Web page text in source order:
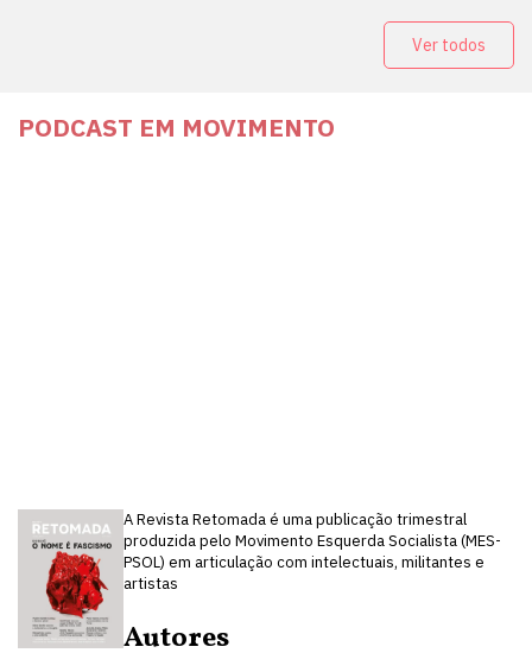
Ver todos
PODCAST EM MOVIMENTO
A Revista Retomada é uma publicação trimestral
produzida pelo Movimento Esquerda Socialista (MES-
PSOL) em articulação com intelectuais, militantes e
artistas
Autores